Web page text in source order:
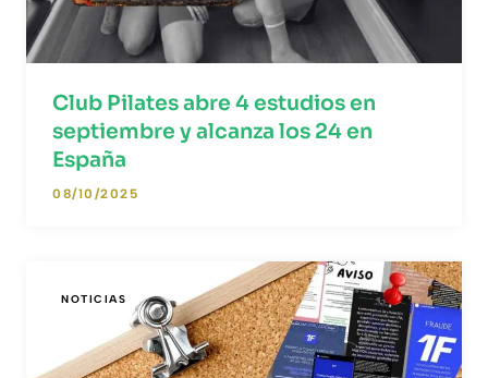
Club Pilates abre 4 estudios en
septiembre y alcanza los 24 en
España
08/10/2025
NOTICIAS